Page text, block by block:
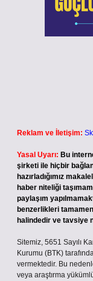
Reklam ve İletişim:
Yasal Uyarı: Bu
şirketi ile hiçbir
hazırladığımız
haber niteliği
paylaşım
benzerlikleri
halindedir ve tavsiye
Sitemiz, 5651 Sayılı
Kurumu (BTK)
vermektedir. Bu
veya araştırma